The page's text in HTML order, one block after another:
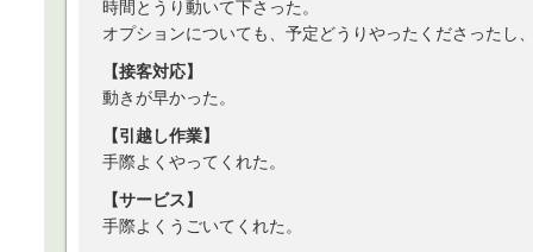
時間とうり動いて下さった。
オプションについても、予定どうりやったくださったし
【接客対応】
動きが早かった。
【引越し作業】
手際よくやってくれた。
【サービス】
手際よくうごいてくれた。